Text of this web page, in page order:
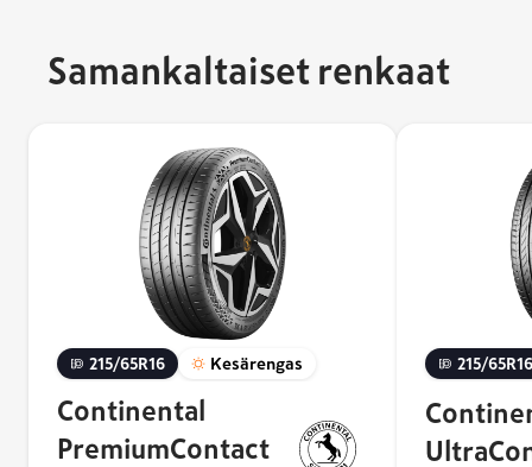
Samankaltaiset renkaat
215/65R16 Kesärengas
Continental
PremiumContact
215/65R16